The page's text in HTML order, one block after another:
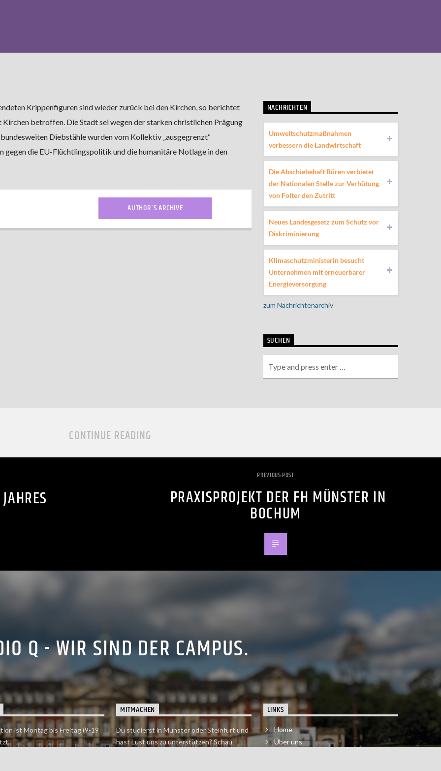
Krippenfiguren sind wieder zurück bei den Kirchen, so berichtet
betroffen. Die Stadt sei wegen der starken christlichen Prägung
Diebstähle wurden vom Kollektiv „ausgegrenzt“
gegen die EU-Flüchtlingspolitik und die humanitäre Notlage in den
AUTHOR'S ARCHIVE
NACHRICHTEN
Umweltschutzmaßnahmen
verbessern die Landwirtschaft
Die Abschiebehaft Büren verbietet
der Nationalen Stelle zur Verhütung
von Folter den Zutritt
Neues Landesgesetz zum Schutz vor
Diskriminierung
Klimaschutzministerin besucht
Unternehmen mit erneuerbarer
Energieversorgung
zum Nachrichtenarchiv
SUCHEN
CONTINUE READING
PREVIOUS POST
PRAXISPROJEKT DER FH MÜNSTER IN
BOCHUM
Q - WIR SIND DER CAMPUS.
ist Montag bis Freitag (9-19
MITMACHEN
Du studierst in Münster oder Steinfurt und
hast Lust uns zu unterstützen? Schau
LINKS
Home
Über uns